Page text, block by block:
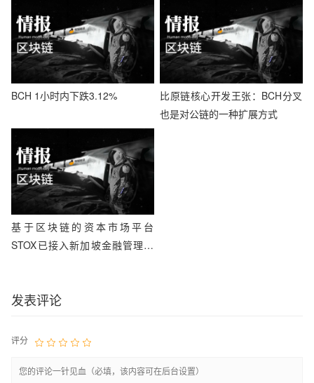
BCH 1小时内下跌3.12%
比原链核心开发王张：BCH分叉
也是对公链的一种扩展方式
基于区块链的资本市场平台
STOX已接入新加坡金融管理局
发表评论
评分